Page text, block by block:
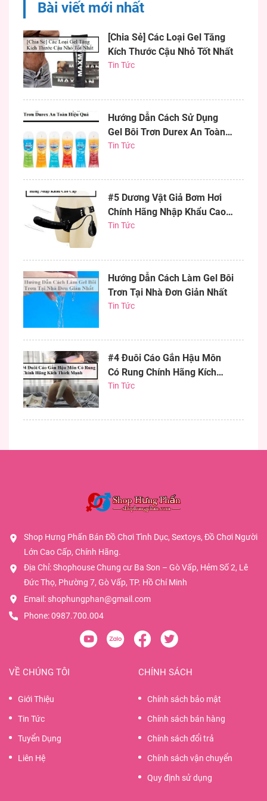
bơm...
Bài viết mới nhất
[Chia Sẻ] Các Loại Gel Tăng
Kích Thước Cậu Nhỏ Tốt Nhất
Tin Tức
Hướng Dẫn Cách Sử Dụng
Gel Bôi Trơn Durex An Toàn
Hiệu Quả
Tin Tức
#5 Dương Vật Giả Bơm Hơi
Chính Hãng Nhập Khẩu Cao
Cấp
Tin Tức
Hướng Dẫn Cách Làm Gel Bôi
Trơn Tại Nhà Đơn Giản Nhất
Tin Tức
#4 Đuôi Cáo Gắn Hậu Môn
Có Rung Chính Hãng Kích
Thích Mạnh
Tin Tức
Shop Hưng Phấn Bán Đồ Chơi Tình Dục, Sextoys, Đồ Chơi Người
Lớn Cao Cấp, Chính Hãng.
Địa Chỉ: Shophouse Chung cư Ba Son – Gò Vấp, Hẻm Số 2, Lê
Đức Thọ, Phường 7, Gò Vấp, TP. Hồ Chí Minh
Email: shophungphan@gmail.com
Phone:0987.700.004
VỀ CHÚNG TÔI
Giới Thiệu
Tin Tức
Tuyển Dụng
Liên Hệ
CHÍNH SÁCH
Chính sách bảo mật
Chính sách bán hàng
Chính sách đổi trả
Chính sách vận chuyển
Quy định sử dụng